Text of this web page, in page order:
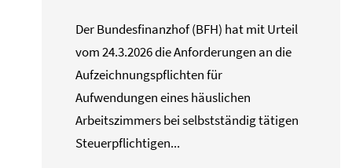
Der Bundesfinanzhof (BFH) hat mit Urteil
vom 24.3.2026 die Anforderungen an die
Aufzeichnungspflichten für
Aufwendungen eines häuslichen
Arbeitszimmers bei selbstständig tätigen
Steuerpflichtigen...